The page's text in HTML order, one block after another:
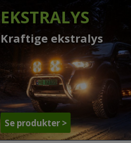
EKSTRALYS
Kraftige ekstralys